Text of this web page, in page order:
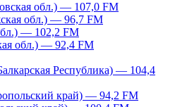
обл.) — 107,0 FM
обл.) — 96,7 FM
— 102,2 FM
обл.) — 92,4 FM
Республика) — 104,4
край) — 94,2 FM